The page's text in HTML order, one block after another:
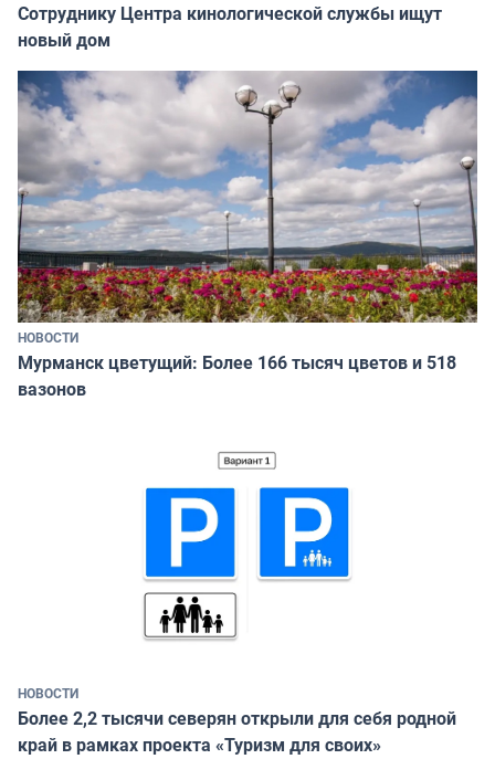
Сотруднику Центра кинологической службы ищут
новый дом
НОВОСТИ
Мурманск цветущий: Более 166 тысяч цветов и 518
вазонов
НОВОСТИ
Более 2,2 тысячи северян открыли для себя родной
край в рамках проекта «Туризм для своих»